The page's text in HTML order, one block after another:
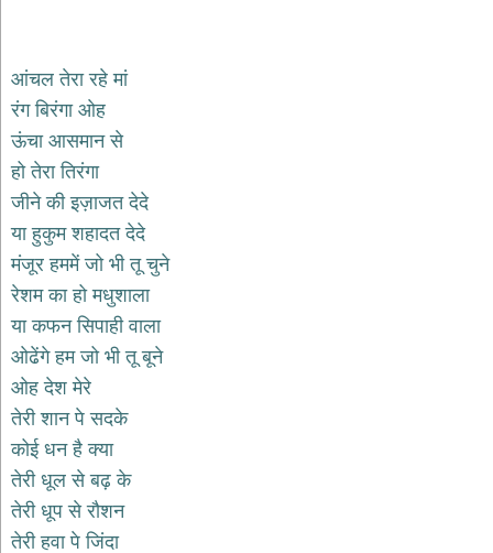
भजन
raam
गुरुदेव
भजन
gurudev
bhajans
विविध
भजन
miscellaneous
bhajans
विष्णु
भजन
vishnu
bhajans
बाबा
बालक
नाथ
भजन
baba
balak
nath
आंचल तेरा रहे मां
रंग बिरंगा ओह
ऊंचा आसमान से
हो तेरा तिरंगा
जीने की इज़ाजत देदे
या हुकुम शहादत देदे
मंजूर हममें जो भी तू चुने
रेशम का हो मधुशाला
या कफन सिपाही वाला
ओढेंगे हम जो भी तू बूने
ओह देश मेरे
तेरी शान पे सदके
कोई धन है क्या
तेरी धूल से बढ़ के
तेरी धूप से रौशन
तेरी हवा पे जिंदा